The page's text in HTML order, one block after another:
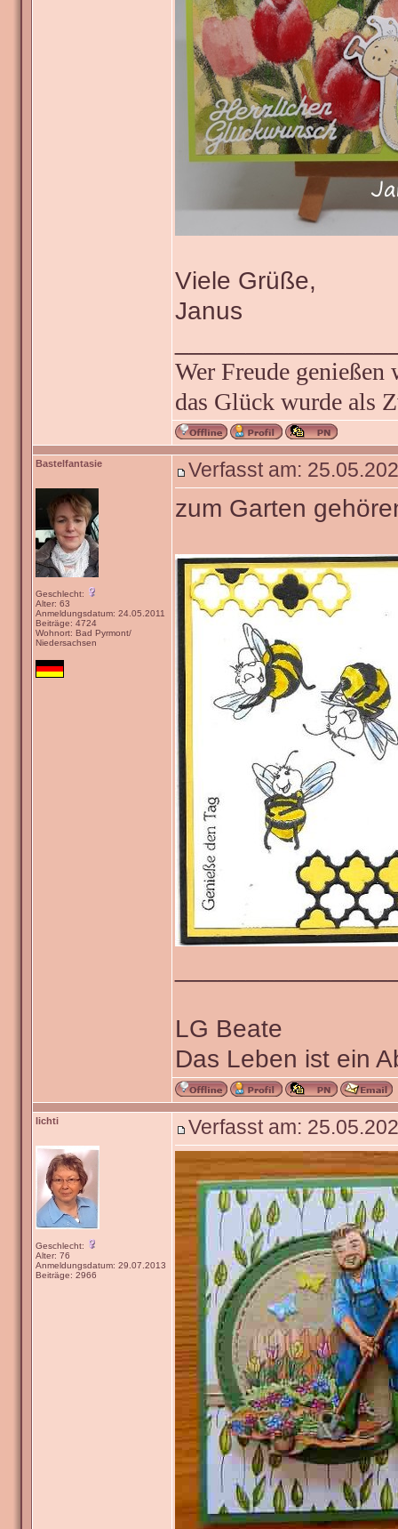
Viele Grüße,
Janus
Wer Freude
das Glück wurde als
Bastelfantasie
Geschlecht:
Alter: 63
Anmeldungsdatum: 24.05.2011
Beiträge: 4724
Wohnort: Bad Pyrmont/
Niedersachsen
Verfasst am:
zum Garten
LG Beate
Das Leben ist ein
lichti
Geschlecht:
Alter: 76
Anmeldungsdatum: 29.07.2013
Beiträge: 2966
Verfasst am: